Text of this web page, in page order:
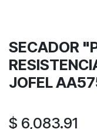
SECADOR
JOFEL
$ 6,083.91